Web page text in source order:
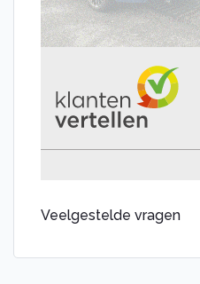
Umbra Rimorchi trekhaak
Rameder trekhaak
AUTO-HAK trekhaak
Montagepartners
Kennisbank
Veelgestelde vragen